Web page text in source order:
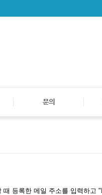
문의
등록한 메일 주소를 입력하고